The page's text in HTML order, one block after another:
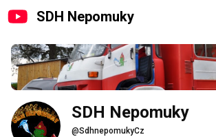
SDH Nepomuky
SDH Nepomuky
@SdhnepomukyCz